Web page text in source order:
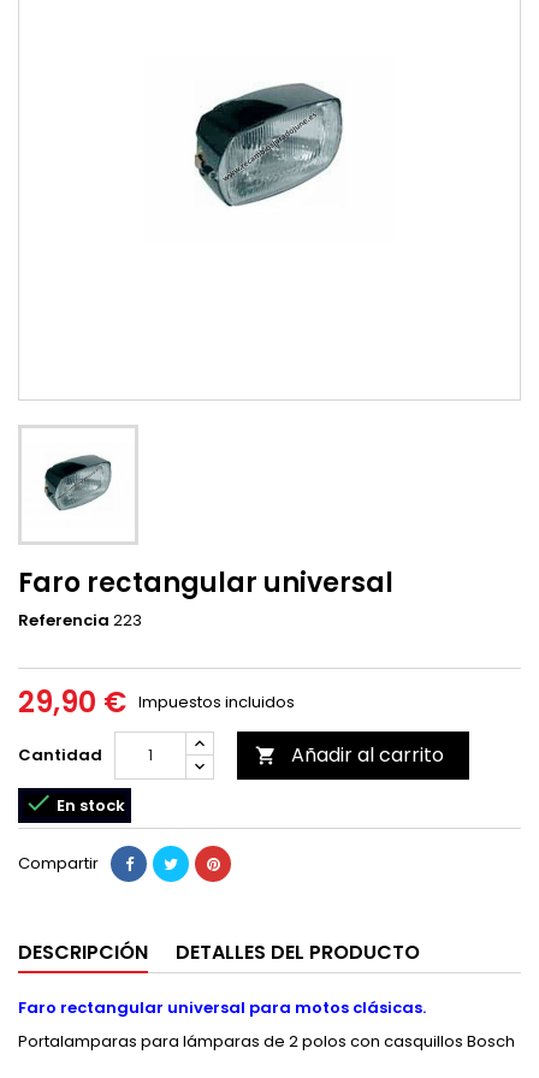
Faro rectangular universal
Referencia 223
29,90 € Impuestos incluidos
Cantidad  Añadir al carrito
 En stock
Compartir
DESCRIPCIÓN DETALLES DEL PRODUCTO
Faro rectangular universal para motos clásicas.
Portalamparas para lámparas de 2 polos con casquillos Bosch